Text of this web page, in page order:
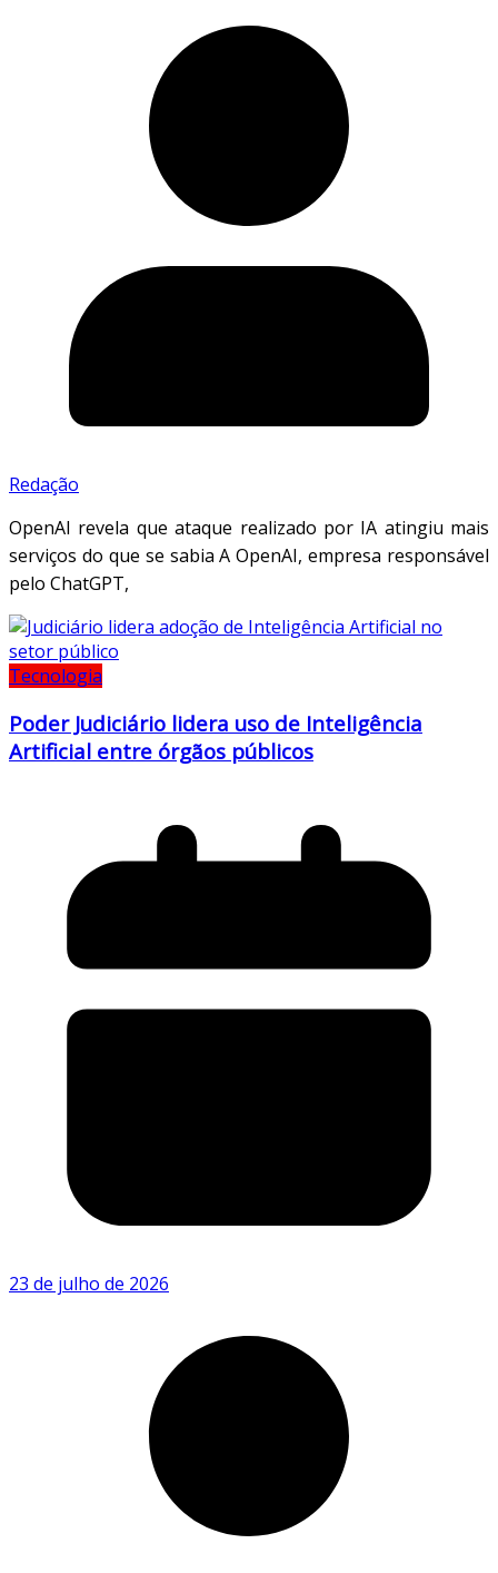
Redação
OpenAI revela que ataque realizado por IA atingiu mais
serviços do que se sabia A OpenAI, empresa responsável
pelo ChatGPT,
Tecnologia
Poder Judiciário lidera uso de Inteligência
Artificial entre órgãos públicos
23 de julho de 2026